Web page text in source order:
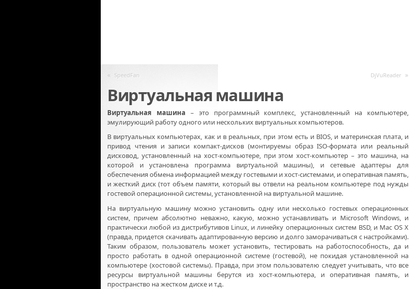
« SpeedFan DjVuReader »
Виртуальная машина
Виртуальная машина – это программный комплекс, установленный на компьютере,
эмулирующий работу одного или нескольких виртуальных компьютеров.
В виртуальных компьютерах, как и в реальных, при этом есть и BIOS, и материнская плата, и
привод чтения и записи компакт-дисков (монтируемы образ ISO-формата или реальный
дисковод, установленный на хост-компьютере, при этом хост-компьютер – это машина, на
которой и установлена программа виртуальной машины), и сетевые адаптеры для
обеспечения обмена информацией между гостевыми и хост-системами, и оперативная память,
и жесткий диск (тот объем памяти, который вы отвели на реальном компьютере под нужды
гостевой операционной системы, установленной на виртуальной машине.
На виртуальную машину можно установить одну или несколько гостевых операционных
систем, причем абсолютно неважно, какую, можно устанавливать и Microsoft Windows, и
практически любой из дистрибутивов Linux, и линейку операционных систем BSD, и Mac OS X
(правда, придется скачивать адаптированную версию и долго заморачиваться с настройками).
Таким образом, пользователь может установить, тестировать на работоспособность, да и
просто работать в одной операционной системе (гостевой), не покидая установленной на
компьютере (хостовой системы). Правда, при этом пользователю следует учитывать, что все
ресурсы виртуальной машины берутся из хост-компьютера, и оперативная память, и
пространство на жестком диске и т.д.